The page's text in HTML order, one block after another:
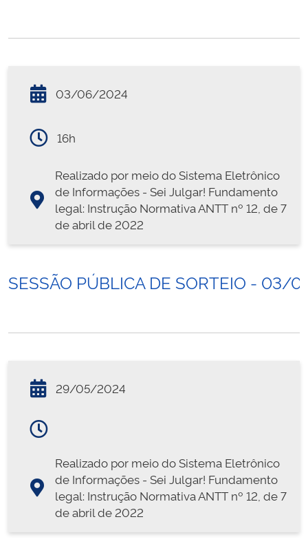
03/06/2024
16h
Realizado por meio do Sistema Eletrônico
de Informações - Sei Julgar! Fundamento
legal: Instrução Normativa ANTT nº 12, de 7
de abril de 2022
SESSÃO PÚBLICA DE SORTEIO - 03/
29/05/2024
Realizado por meio do Sistema Eletrônico
de Informações - Sei Julgar! Fundamento
legal: Instrução Normativa ANTT nº 12, de 7
de abril de 2022